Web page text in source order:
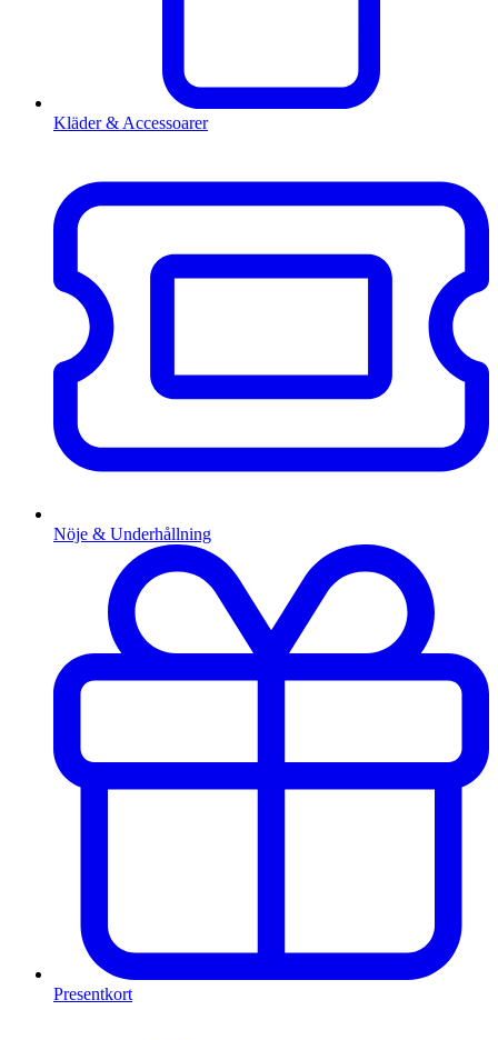
Kläder & Accessoarer
Nöje & Underhållning
Presentkort